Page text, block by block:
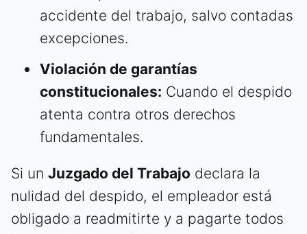
accidente del trabajo, salvo contadas
excepciones.
Violación de garantías
constitucionales: Cuando el despido
atenta contra otros derechos
fundamentales.
Si un Juzgado del Trabajo declara la
nulidad del despido, el empleador está
obligado a readmitirte y a pagarte todos